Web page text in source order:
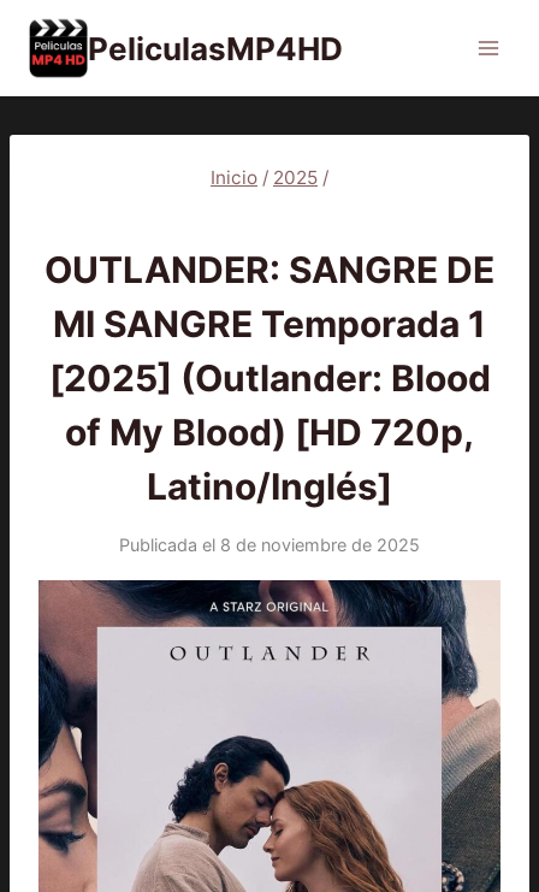
Saltar
contenido
PeliculasMP4HD
Inicio / 2025 /
OUTLANDER: SANGRE DE
MI SANGRE Temporada 1
[2025] (Outlander: Blood
of My Blood) [HD 720p,
Latino/Inglés]
Publicada el 8 de noviembre de 2025